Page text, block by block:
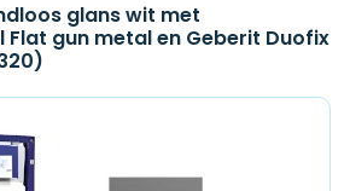
glans wit met
Flat gun metal en Geberit Duofix